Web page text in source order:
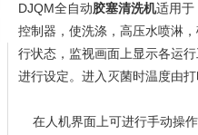
DJQM全自动胶塞清洗机适用于
控制器，使洗涤，高压水喷淋
行状态，监视画面上显示各运
进行设定。进入灭菌时温度由
在人机界面上可进行手动操